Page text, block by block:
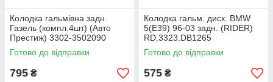
Колодка гальмiвна задн.
Газель (компл.4шт) (Авто
Престиж) 3302-3502090
Готово до відправки
795 ₴
Колодка гальм. диск. BMW
5(E39) 96-03 задн. (RIDER)
RD.3323.DB1265
Готово до відправки
575 ₴